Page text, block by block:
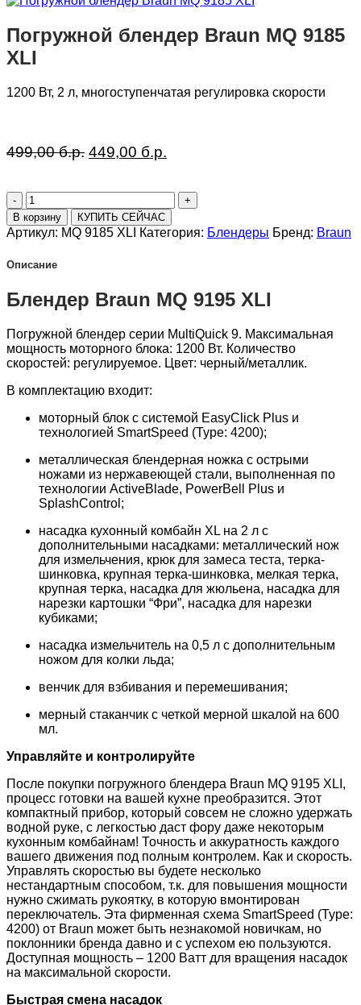
Погружной блендер Braun MQ 9185
XLI
1200 Вт, 2 л, многоступенчатая регулировка скорости
499,00б.р. Первоначальная
499,00 б.р..
449,00 б.р.
Количество
товара
Погружной
блендер
MQ
XLI
В корзину КУПИТЬ СЕЙЧАС
Артикул: MQ 9185 XLI Категория: Блендеры Бренд: Braun
Описание
Блендер Braun MQ 9195 XLI
Погружной блендер серии MultiQuick 9. Максимальная
мощность моторного блока: 1200 Вт. Количество
скоростей: регулируемое. Цвет: черный/металлик.
В комплектацию входит:
моторный блок с системой EasyClick Plus и
технологией SmartSpeed (Type: 4200);
металлическая блендерная ножка с острыми
ножами из нержавеющей стали, выполненная по
технологии ActiveBlade, PowerBell Plus и
SplashControl;
насадка кухонный комбайн XL на 2 л с
дополнительными насадками: металлический нож
для измельчения, крюк для замеса теста, терка-
шинковка, крупная терка-шинковка, мелкая терка,
крупная терка, насадка для жюльена, насадка для
нарезки картошки “Фри”, насадка для нарезки
кубиками;
насадка измельчитель на 0,5 л с дополнительным
ножом для колки льда;
венчик для взбивания и перемешивания;
мерный стаканчик с четкой мерной шкалой на 600
мл.
Управляйте и контролируйте
После покупки погружного блендера Braun MQ 9195 XLI,
процесс готовки на вашей кухне преобразится. Этот
компактный прибор, который совсем не сложно удержать
водной руке, с легкостью даст фору даже некоторым
кухонным комбайнам! Точность и аккуратность каждого
вашего движения под полным контролем. Как и скорость.
Управлять скоростью вы будете несколько
нестандартным способом, т.к. для повышения мощности
нужно сжимать рукоятку, в которую вмонтирован
переключатель. Эта фирменная схема SmartSpeed (Type:
4200) от Braun может быть незнакомой новичкам, но
поклонники бренда давно и с успехом ею пользуются.
Доступная мощность – 1200 Ватт для вращения насадок
на максимальной скорости.
Быстрая смена насадок